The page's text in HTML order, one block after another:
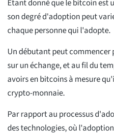
Étant donné que le bitcoin est
son degré d'adoption peut
chaque personne qui l'adopte.
Un débutant peut commencer
sur un échange, et au fil du
avoirs en bitcoins à mesure
crypto-monnaie.
Par rapport au processus
des technologies, où